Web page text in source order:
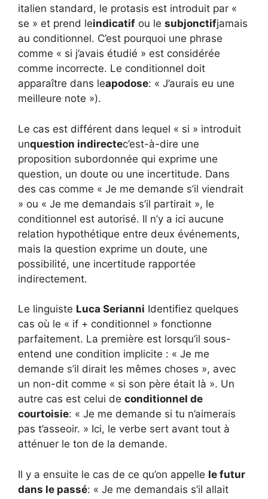
italien standard, le protasis est introduit par «
se » et prend leindicatif ou le subjonctifjamais
au conditionnel. C’est pourquoi une phrase
comme « si j’avais étudié » est considérée
comme incorrecte. Le conditionnel doit
apparaître dans leapodose: « J’aurais eu une
meilleure note »).
Le cas est différent dans lequel « si » introduit
unquestion indirectec’est-à-dire une
proposition subordonnée qui exprime une
question, un doute ou une incertitude. Dans
des cas comme « Je me demande s’il viendrait
» ou « Je me demandais s’il partirait », le
conditionnel est autorisé. Il n’y a ici aucune
relation hypothétique entre deux événements,
mais la question exprime un doute, une
possibilité, une incertitude rapportée
indirectement.
Le linguiste Luca Serianni Identifiez quelques
cas où le « if + conditionnel » fonctionne
parfaitement. La première est lorsqu’il sous-
entend une condition implicite : « Je me
demande s’il dirait les mêmes choses », avec
un non-dit comme « si son père était là ». Un
autre cas est celui de conditionnel de
courtoisie: « Je me demande si tu n’aimerais
pas t’asseoir. » Ici, le verbe sert avant tout à
atténuer le ton de la demande.
Il y a ensuite le cas de ce qu’on appelle le futur
dans le passé: « Je me demandais s’il allait